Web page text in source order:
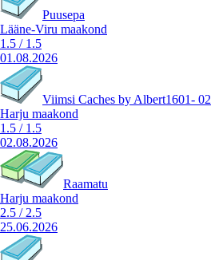
Puusepa
Lääne-Viru maakond
1.5 / 1.5
01.08.2026
Viimsi Caches by Albert1601- 02
Harju maakond
1.5 / 1.5
02.08.2026
Raamatu
Harju maakond
2.5 / 2.5
25.06.2026